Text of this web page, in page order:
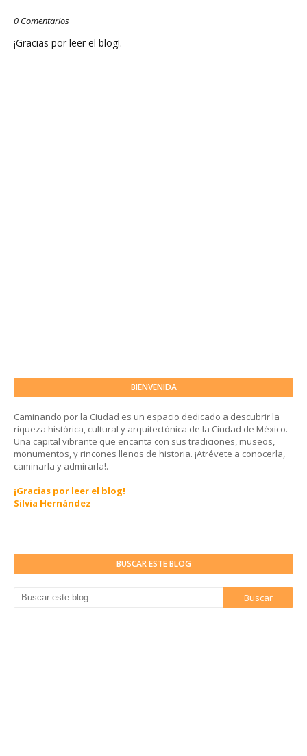
0 Comentarios
¡Gracias por leer el blog!.
BIENVENIDA
Caminando por la Ciudad es un espacio dedicado a descubrir la
riqueza histórica, cultural y arquitectónica de la Ciudad de México.
Una capital vibrante que encanta con sus tradiciones, museos,
monumentos, y rincones llenos de historia. ¡Atrévete a conocerla,
caminarla y admirarla!.
¡Gracias por leer el blog!
Silvia Hernández
BUSCAR ESTE BLOG